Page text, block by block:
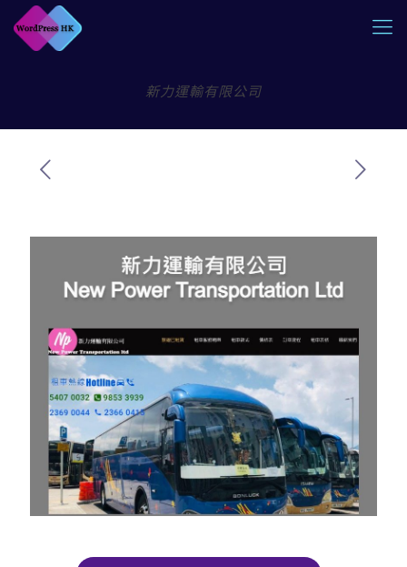
新力運輸有限公司